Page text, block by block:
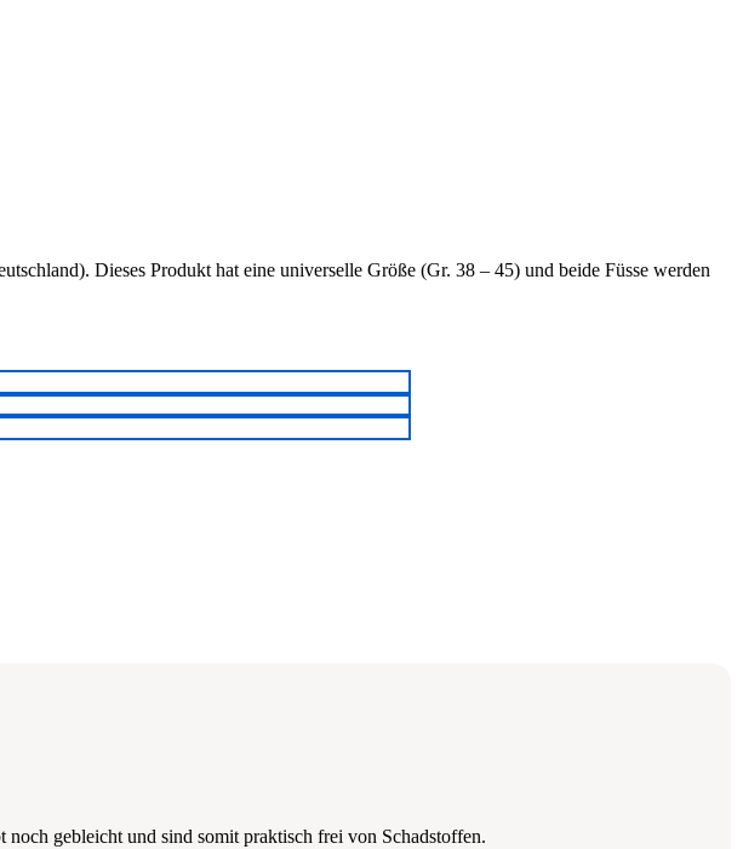
Dieses Produkt hat eine universelle Größe (Gr. 38 – 45) und beide Füsse werden
gebleicht und sind somit praktisch frei von Schadstoffen.